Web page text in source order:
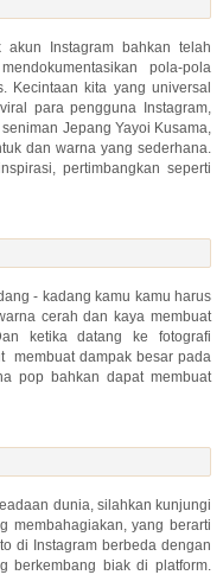
Instagram bahkan telah
pola-pola
Kecintaan kita yang universal
para pengguna Instagram,
Jepang Yayoi Kusama,
dan warna yang sederhana.
pertimbangkan seperti
- kadang kamu kamu harus
cerah dan kaya membuat
ketika datang ke fotografi
membuat dampak besar pada
pop bahkan dapat membuat
dunia, silahkan kunjungi
membahagiakan, yang berarti
di Instagram berbeda dengan
berkembang biak di platform.